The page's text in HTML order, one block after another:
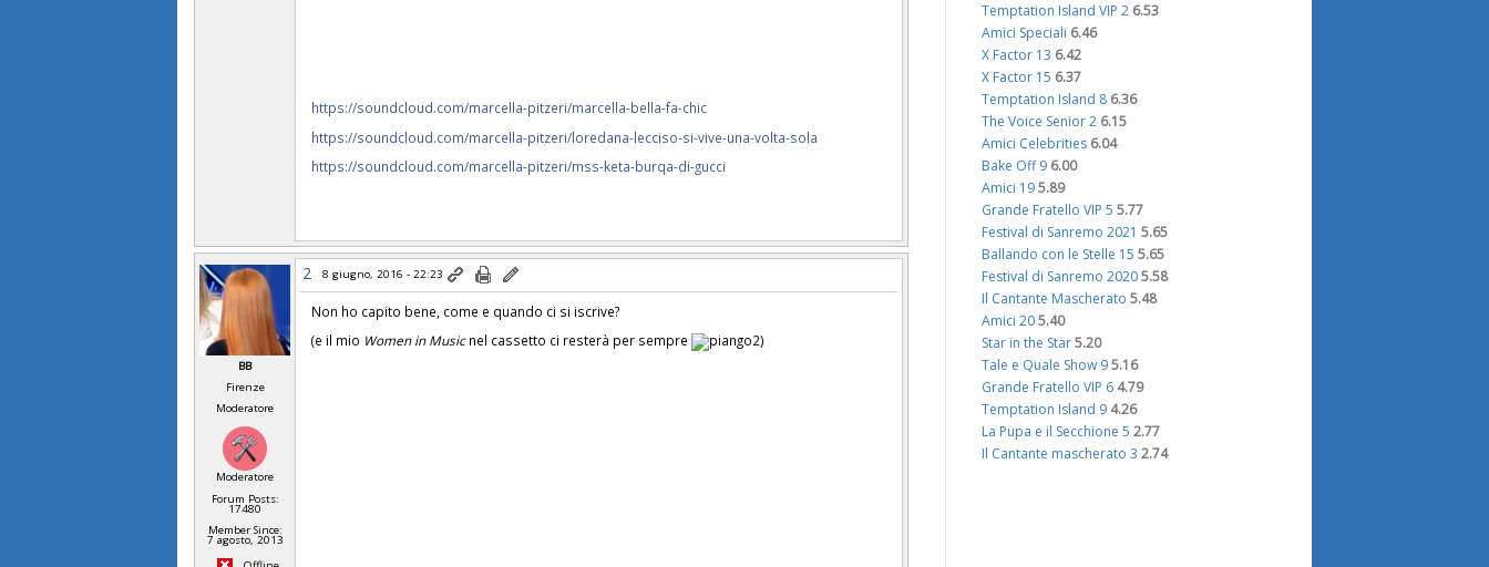
https://soundcloud.com/marcella-pitzeri/marcella-bella-fa-chic
https://soundcloud.com/marcella-pitzeri/loredana-lecciso-si-vive-una-volta-sola
https://soundcloud.com/marcella-pitzeri/mss-keta-burqa-di-gucci
BB
Firenze
Moderatore
Moderatore
Forum Posts:
17480
Member Since:
7 agosto, 2013
2 8 giugno, 2016 - 22:23
Non ho capito bene, come e quando ci si iscrive?
(e il mio Women in Musicnel cassetto ci resterà per sempre )
Temptation Island VIP 2 6.53
Amici Speciali 6.46
X Factor 13 6.42
X Factor 15 6.37
Temptation Island 8 6.36
The Voice Senior 2 6.15
Amici Celebrities 6.04
Bake Off 9 6.00
Amici 19 5.89
Grande Fratello VIP 5 5.77
Festival di Sanremo 2021 5.65
Ballando con le Stelle 15 5.65
Festival di Sanremo 2020 5.58
Il Cantante Mascherato 5.48
Amici 20 5.40
Star in the Star 5.20
Tale e Quale Show 9 5.16
Grande Fratello VIP 6 4.79
Temptation Island 9 4.26
La Pupa e il Secchione 5 2.77
Il Cantante mascherato 3 2.74